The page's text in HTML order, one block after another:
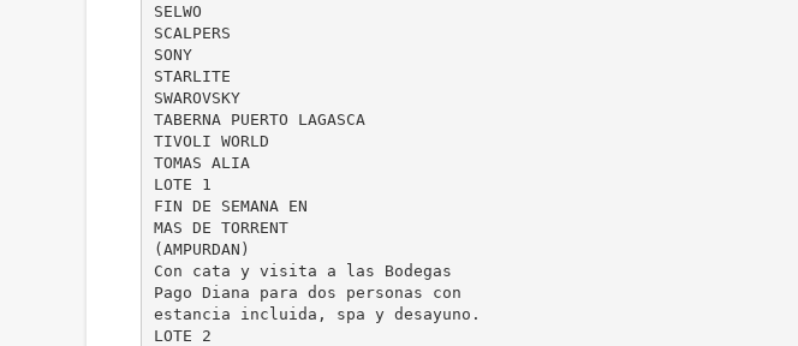
SELWO
SCALPERS
SONY
STARLITE
SWAROVSKY
TABERNA PUERTO LAGASCA
TIVOLI WORLD
TOMAS ALIA
LOTE 1
FIN DE SEMANA EN
MAS DE TORRENT
(AMPURDAN)
Con cata y visita a las Bodegas
Pago Diana para dos personas con
estancia incluida, spa y desayuno.
LOTE 2